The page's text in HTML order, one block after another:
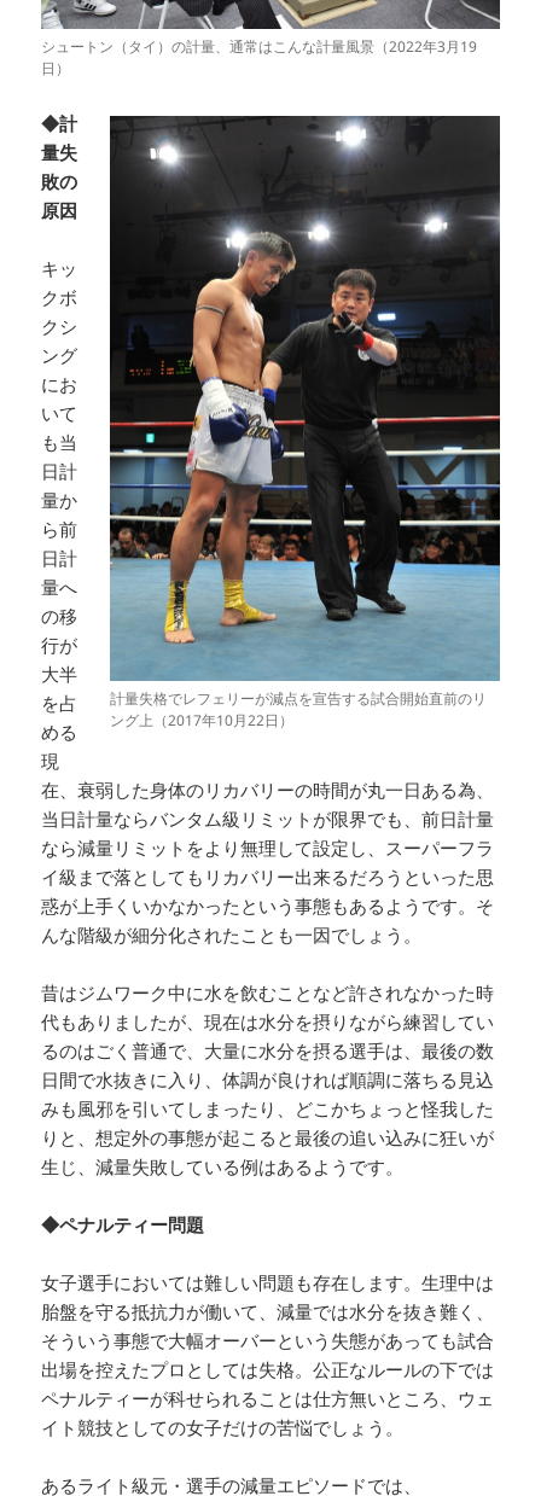
シュートン（タイ）の計量、通常はこんな計量風景（2022年3月19
日）
計量失格でレフェリーが減点を宣告する試合開始直前のリ
ング上（2017年10月22日）
◆計
量失
敗の
原因
キッ
クボ
クシ
ング
にお
いて
も当
日計
量か
ら前
日計
量へ
の移
行が
大半
を占
める
現
在、衰弱した身体のリカバリーの時間が丸一日ある為、
当日計量ならバンタム級リミットが限界でも、前日計量
なら減量リミットをより無理して設定し、スーパーフラ
イ級まで落としてもリカバリー出来るだろうといった思
惑が上手くいかなかったという事態もあるようです。そ
んな階級が細分化されたことも一因でしょう。
昔はジムワーク中に水を飲むことなど許されなかった時
代もありましたが、現在は水分を摂りながら練習してい
るのはごく普通で、大量に水分を摂る選手は、最後の数
日間で水抜きに入り、体調が良ければ順調に落ちる見込
みも風邪を引いてしまったり、どこかちょっと怪我した
りと、想定外の事態が起こると最後の追い込みに狂いが
生じ、減量失敗している例はあるようです。
◆ペナルティー問題
女子選手においては難しい問題も存在します。生理中は
胎盤を守る抵抗力が働いて、減量では水分を抜き難く、
そういう事態で大幅オーバーという失態があっても試合
出場を控えたプロとしては失格。公正なルールの下では
ペナルティーが科せられることは仕方無いところ、ウェ
イト競技としての女子だけの苦悩でしょう。
あるライト級元・選手の減量エピソードでは、